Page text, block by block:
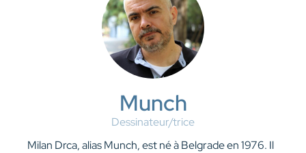
Munch
Dessinateur/trice
Milan Drca, alias Munch, est né à Belgrade en 1976. Il